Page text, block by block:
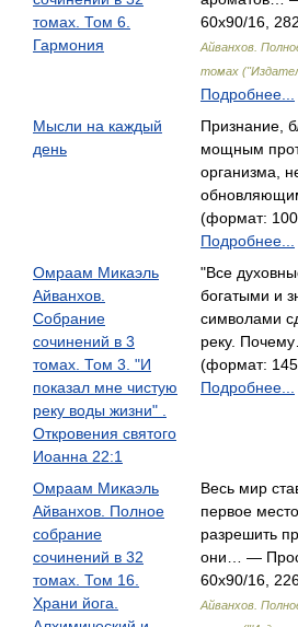
томах. Том 6.
Гармония
60x90/16,
Айванхов.
томах
Подробнее...
Мысли на каждый
день
Признание,
мощным
организма,
(формат:
Подробнее...
Омраам Микаэль
Айванхов.
Собрание
сочинений в 3
томах. Том 3. "И
показал мне чистую
реку воды жизни" .
Откровения святого
Иоанна 22:1
"Все
богатыми и
символами
реку.
(формат:
Подробнее...
Омраам Микаэль
Айванхов. Полное
собрание
сочинений в 32
томах. Том 16.
Храни йога.
Весь мир
первое
разрешить
они… —
60x90/16,
Айванхов.